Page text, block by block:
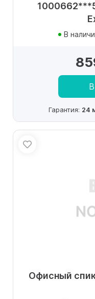
В
Гарантия: 24
Офисный